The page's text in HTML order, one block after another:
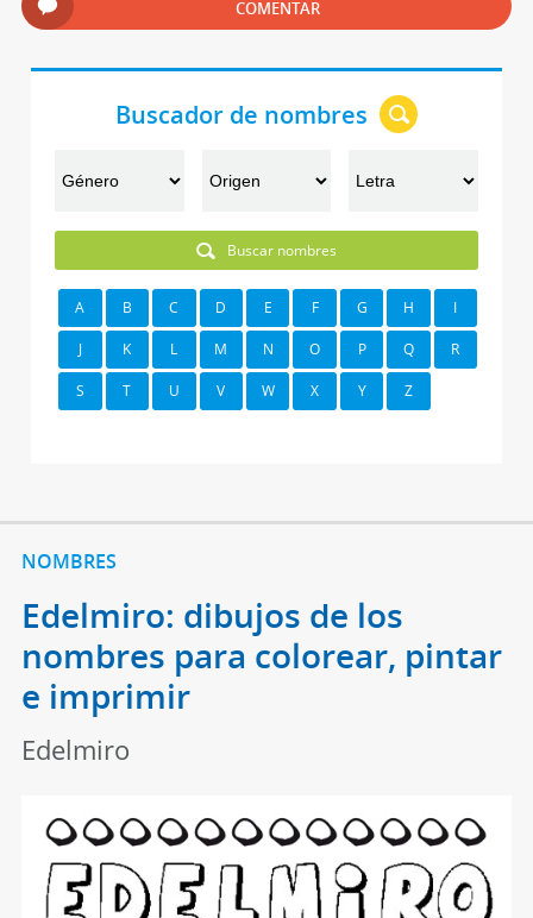
COMENTAR
Buscador de nombres
Buscar nombres
A B C D E F G H I
J K L M N O P Q R
S T U V W X Y Z
NOMBRES
Edelmiro: dibujos de los
nombres para colorear, pintar
e imprimir
Edelmiro